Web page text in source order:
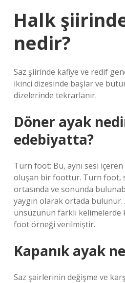
Halk
nedir?
Saz şiirinde kafiye ve redif
ikinci dizesinde başlar ve
dizelerinde tekrarlanır.
Döner ayak
edebiyatta?
Turn foot: Bu, aynı sesi
oluşan bir foottur. Turn foot,
ortasında ve sonunda
yaygın olarak ortada bulunur.
ünsüzünün farklı kelimelerde
foot örneği verilmiştir.
Kapanık ayak
Saz şairlerinin değişme ve